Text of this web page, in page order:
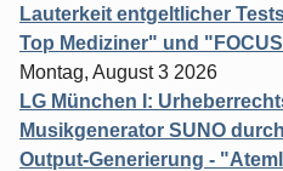
Lauterkeit entgeltlicher
Top Mediziner" und
Montag, August 3 2026
LG München I:
Musikgenerator SUNO
Output-Generierung -